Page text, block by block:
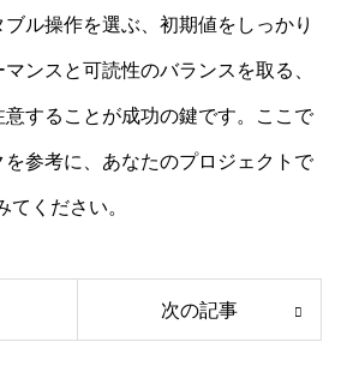
ル操作を選ぶ、初期値をしっかり
ンスと可読性のバランスを取る、
することが成功の鍵です。ここで
参考に、あなたのプロジェクトで
てください。
次の記事